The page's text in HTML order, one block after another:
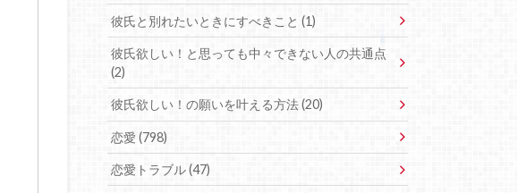
彼氏と別れたいときにすべきこと (1)
彼氏欲しい！と思っても中々できない人の共通点
(2)
彼氏欲しい！の願いを叶える方法 (20)
恋愛 (798)
恋愛トラブル (47)